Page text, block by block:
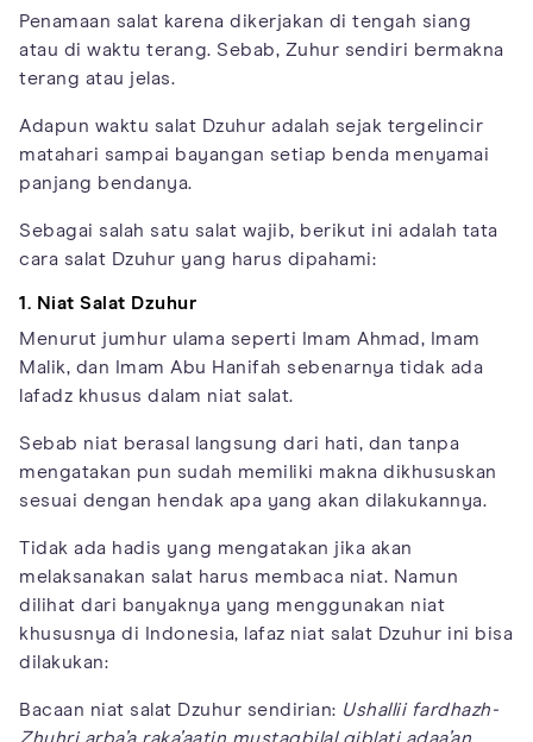
Penamaan salat karena dikerjakan di tengah siang
atau di waktu terang. Sebab, Zuhur sendiri bermakna
terang atau jelas.
Adapun waktu salat Dzuhur adalah sejak tergelincir
matahari sampai bayangan setiap benda menyamai
panjang bendanya.
Sebagai salah satu salat wajib, berikut ini adalah tata
cara salat Dzuhur yang harus dipahami:
1. Niat Salat Dzuhur
Menurut jumhur ulama seperti Imam Ahmad, Imam
Malik, dan Imam Abu Hanifah sebenarnya tidak ada
lafadz khusus dalam niat salat.
Sebab niat berasal langsung dari hati, dan tanpa
mengatakan pun sudah memiliki makna dikhususkan
sesuai dengan hendak apa yang akan dilakukannya.
Tidak ada hadis yang mengatakan jika akan
melaksanakan salat harus membaca niat. Namun
dilihat dari banyaknya yang menggunakan niat
khususnya di Indonesia, lafaz niat salat Dzuhur ini bisa
dilakukan:
Bacaan niat salat Dzuhur sendirian: Ushallii fardhazh-